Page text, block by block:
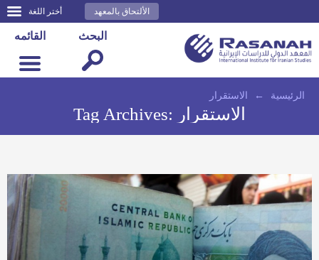
أختر اللغة الألتحاق بالمعهد
القائمه البحث
الرئيسية ← الاستقرار
Tag Archives: الاستقرار